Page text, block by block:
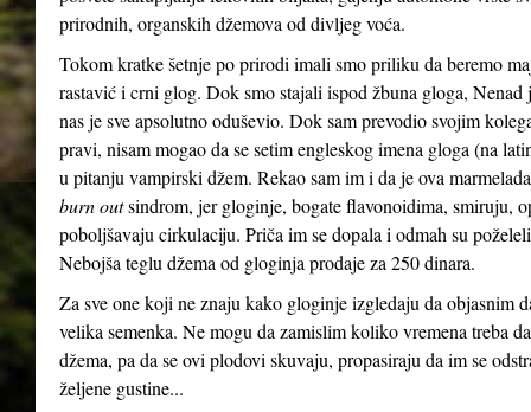
prirodnih, organskih džemova od divljeg voća.
Tokom kratke šetnje po prirodi imali smo priliku da beremo
rastavić i crni glog. Dok smo stajali ispod žbuna gloga,
nas je sve apsolutno oduševio. Dok sam prevodio svojim
pravi, nisam mogao da se setim engleskog imena gloga (na
u pitanju vampirski džem. Rekao sam im i da je ova
burn outsindrom, jer gloginje, bogate flavonoidima, smiruju,
poboljšavaju cirkulaciju. Priča im se dopala i odmah su
Nebojša teglu džema od gloginja prodaje za 250 dinara.
Za sve one koji ne znaju kako gloginje izgledaju da objasnim
velika semenka. Ne mogu da zamislim koliko vremena treba
džema, pa da se ovi plodovi skuvaju, propasiraju da im se
željene gustine...